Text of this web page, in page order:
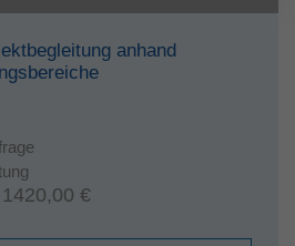
anhand
1420,00 €